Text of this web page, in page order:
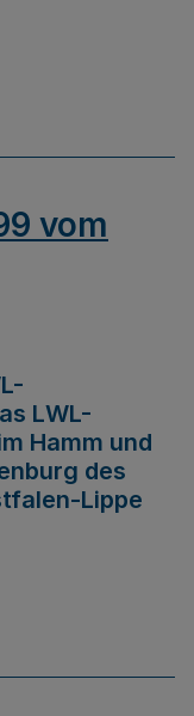
vom
LWL-
Hamm und
des
Lippe